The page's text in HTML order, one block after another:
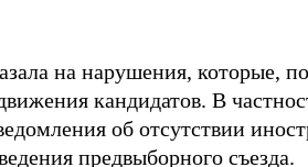
на нарушения, которые,
кандидатов. В
об отсутствии
предвыборного съезда.